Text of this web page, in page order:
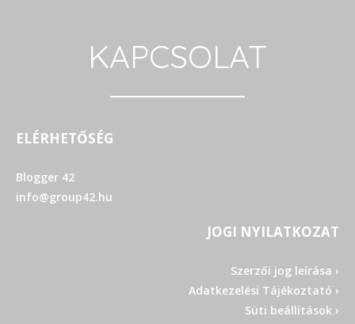
KAPCSOLAT
ELÉRHETŐSÉG
Blogger 42
info@group42.hu
JOGI NYILATKOZAT
Szerzői jog leírása ›
Adatkezelési Tájékoztató ›
Süti beállítások ›